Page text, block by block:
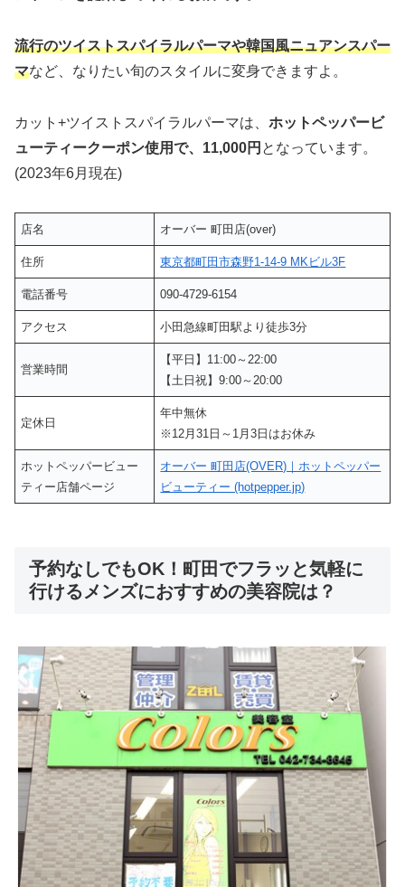
流行のツイストスパイラルパーマや韓国風ニュアンスパー
マなど、なりたい旬のスタイルに変身できますよ。
カット+ツイストスパイラルパーマは、 ホットペッパービ
ューティークーポン使用で、11,000円 となっています。
(2023年6月現在)
店名 オーバー 町田店(over)
住所 東京都町田市森野1-14-9 MKビル3F
電話番号 090-4729-6154
アクセス 小田急線町田駅より徒歩3分
営業時間
【平日】11:00～22:00
【土日祝】9:00～20:00
定休日
年中無休
※12月31日～1月3日はお休み
ホットペッパービュー
ティー店舗ページ
オーバー 町田店(OVER)｜ホットペッパー
ビューティー (hotpepper.jp)
予約なしでもOK！町田でフラッと気軽に
行けるメンズにおすすめの美容院は？